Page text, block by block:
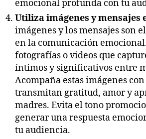
emocional profunda con tu
Utiliza imágenes y mensajes
imágenes y los mensajes son
en la comunicación
fotografías o videos que
íntimos y significativos entre
Acompaña estas imágenes
transmitan gratitud, amor y
madres. Evita el tono
generar una respuesta
tu audiencia.